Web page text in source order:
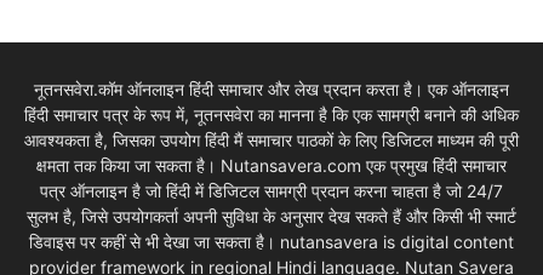
नूतनसवेरा.कॉम ऑनलाइन हिंदी समाचार और लेख प्रदान करता है। एक ऑनलाइन
हिंदी समाचार पत्र के रूप में, नूतनसवेरा का मानना है कि एक सामग्री बनाने की अधिक
आवश्यकता है, जिसका उपयोग हिंदी मैं समाचार पाठकों के लिए डिजिटल माध्यम की पूरी
क्षमता तक किया जा सकता है। Nutansavera.com एक प्रमुख हिंदी समाचार
पत्र ऑनलाइन है जो हिंदी में डिजिटल सामग्री प्रदान करना चाहता है जो 24/7
सुलभ है, जिसे उपयोगकर्ता अपनी सुविधा के अनुसार देख सकते हैं और किसी भी स्मार्ट
डिवाइस पर कहीं से भी देखा जा सकता है। nutansavera is digital content
provider framework in regional Hindi language. Nutan Savera